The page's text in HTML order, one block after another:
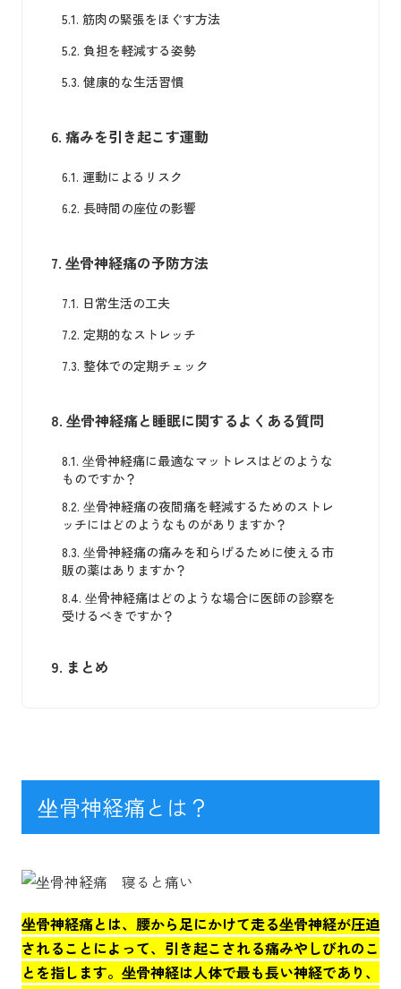
5.1. 筋肉の緊張をほぐす方法
5.2. 負担を軽減する姿勢
5.3. 健康的な生活習慣
6. 痛みを引き起こす運動
6.1. 運動によるリスク
6.2. 長時間の座位の影響
7. 坐骨神経痛の予防方法
7.1. 日常生活の工夫
7.2. 定期的なストレッチ
7.3. 整体での定期チェック
8. 坐骨神経痛と睡眠に関するよくある質問
8.1. 坐骨神経痛に最適なマットレスはどのような
ものですか？
8.2. 坐骨神経痛の夜間痛を軽減するためのストレ
ッチにはどのようなものがありますか？
8.3. 坐骨神経痛の痛みを和らげるために使える市
販の薬はありますか？
8.4. 坐骨神経痛はどのような場合に医師の診察を
受けるべきですか？
9. まとめ
坐骨神経痛とは？
坐骨神経痛とは、腰から足にかけて走る坐骨神経が圧迫
されることによって、引き起こされる痛みやしびれのこ
とを指します。坐骨神経は人体で最も長い神経であり、